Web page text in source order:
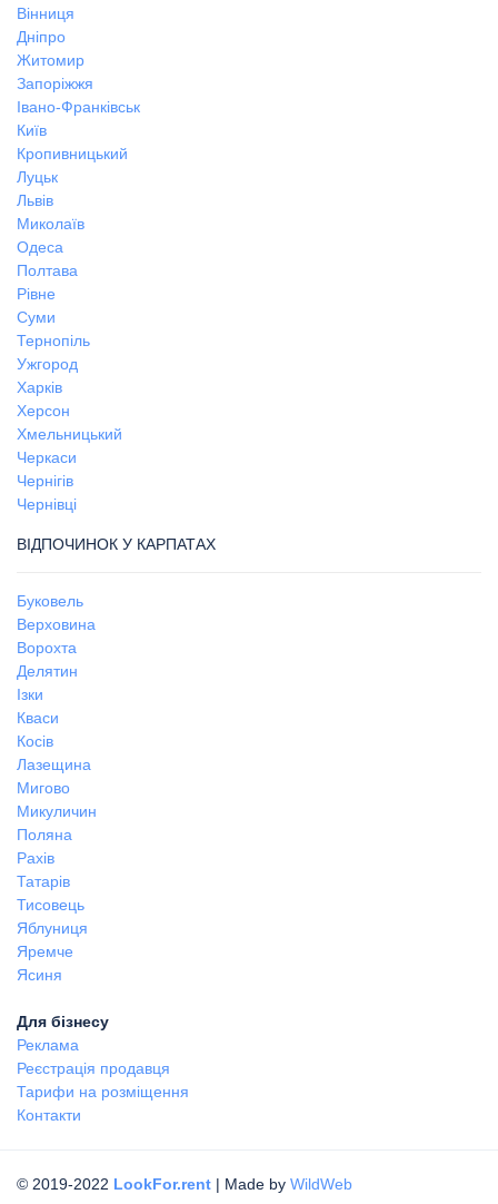
Вінниця
Дніпро
Житомир
Запоріжжя
Івано-Франківськ
Київ
Кропивницький
Луцьк
Львів
Миколаїв
Одеса
Полтава
Рівне
Суми
Тернопіль
Ужгород
Харків
Херсон
Хмельницький
Черкаси
Чернігів
Чернівці
ВІДПОЧИНОК У КАРПАТАХ
Буковель
Верховина
Ворохта
Делятин
Ізки
Кваси
Косів
Лазещина
Мигово
Микуличин
Поляна
Рахів
Татарів
Тисовець
Яблуниця
Яремче
Ясиня
Для бізнесу
Реклама
Реєстрація продавця
Тарифи на розміщення
Контакти
© 2019-2022 LookFor.rent | Made by WildWeb